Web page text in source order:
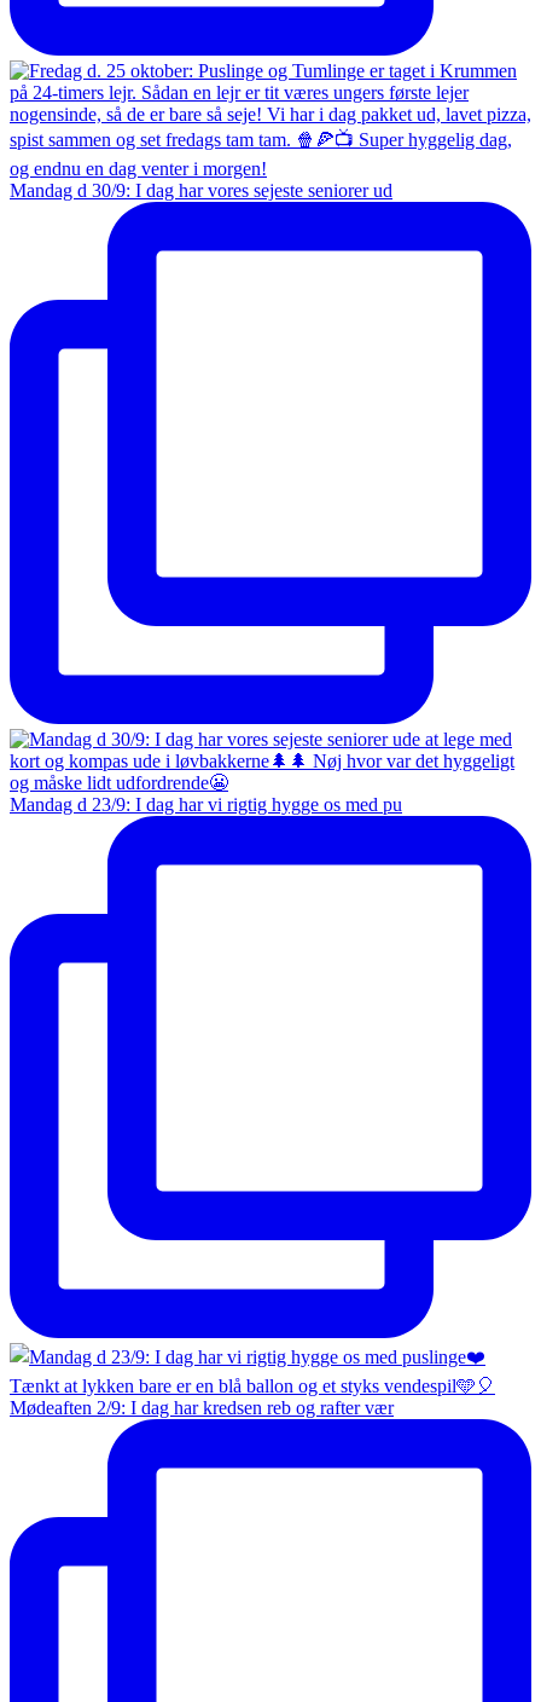
Mandag d 30/9: I dag har vores sejeste seniorer ud
Mandag d 23/9: I dag har vi rigtig hygge os med pu
Mødeaften 2/9: I dag har kredsen reb og rafter vær